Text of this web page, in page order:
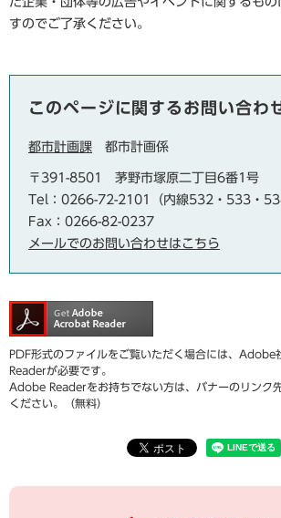
すのでご了承ください。
このページに関するお問い合わ
都市計画課 都市計画係
〒391-8501
茅野市塚原二丁目6番1号
Tel：0266-72-2101（内線532・533・
Fax：0266-82-0237
メールでのお問い合わせはこちら
PDF形式のファイルをご覧いただく場合には、
Readerが必要です。
Adobe Readerをお持ちでない方は、バナーのリンク
ください。（無料）